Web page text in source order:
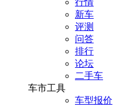
行情
新车
评测
问答
排行
论坛
二手车
车市工具
车型报价